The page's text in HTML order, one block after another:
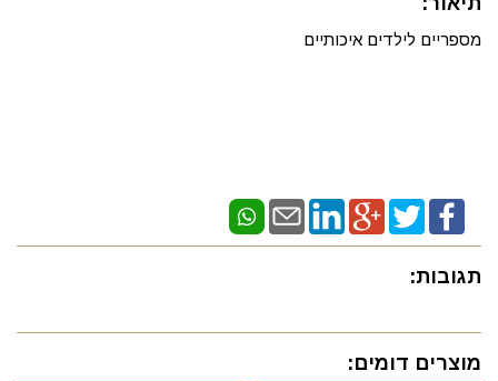
מספריים לילדים איכותיים
תגובות:
מוצרים דומים: